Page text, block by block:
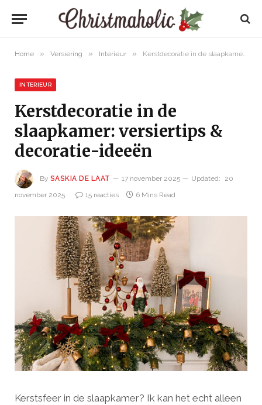
Home » Versiering » Interieur » Kerstdecoratie in de slaapkamer: versiertips & decoratie-ideeën
INTERIEUR
Kerstdecoratie in de
slaapkamer: versiertips &
decoratie-ideeën
By SASKIA DE LAAT 17 november 2025 Updated:
20
november 2025
15 reacties 6 Mins Read
Kerstsfeer in de slaapkamer? Ik kan het echt alleen